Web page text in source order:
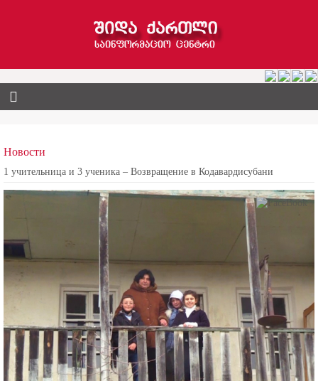
Новости
1 учительница и 3 ученика – Возвращение в Кодавардисубани